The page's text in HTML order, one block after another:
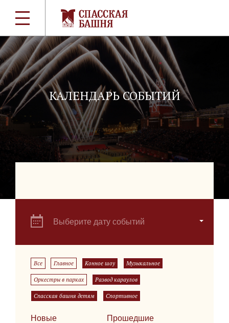
КАЛЕНДАРЬ СОБЫТИЙ
Выберите дату событий
Все Главное Конное шоу Музыкальное
Оркестры в парках Развод караулов
Спасская башня детям Спортивное
Новые
Прошедшие